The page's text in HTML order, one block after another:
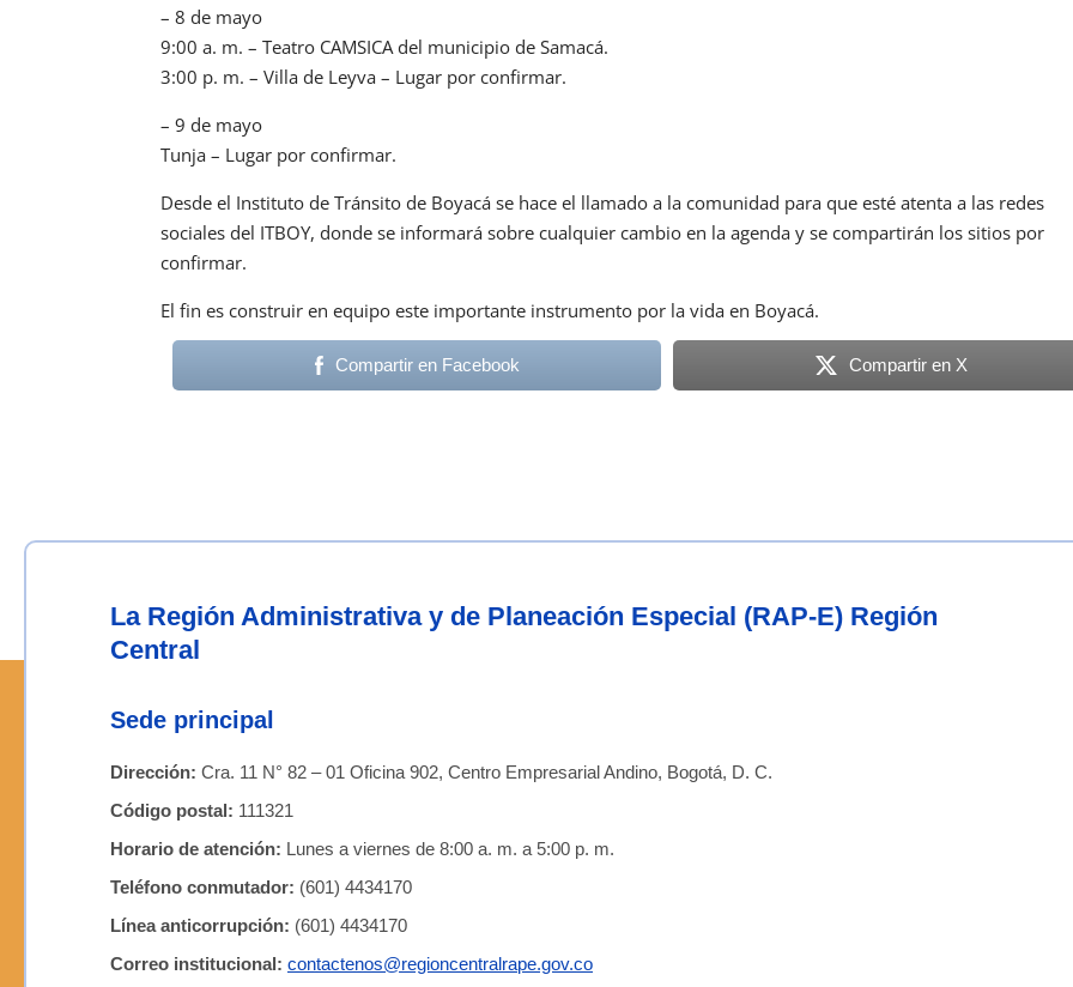
– 8 de mayo
9:00 a. m. – Teatro CAMSICA del municipio de Samacá.
3:00 p. m. – Villa de Leyva – Lugar por confirmar.
– 9 de mayo
Tunja – Lugar por confirmar.
Desde el Instituto de Tránsito de Boyacá se hace el llamado a la comunidad para que esté atenta a las redes
sociales del ITBOY, donde se informará sobre cualquier cambio en la agenda y se compartirán los sitios por
confirmar.
El fin es construir en equipo este importante instrumento por la vida en Boyacá.
Compartir en Facebook Compartir en X
La Región Administrativa y de Planeación Especial (RAP-E) Región
Central
Sede principal
Dirección: Cra. 11 N° 82 – 01 Oficina 902, Centro Empresarial Andino, Bogotá, D. C.
Código postal: 111321
Horario de atención: Lunes a viernes de 8:00 a. m. a 5:00 p. m.
Teléfono conmutador: (601) 4434170
Línea anticorrupción: (601) 4434170
Correo institucional: contactenos@regioncentralrape.gov.co